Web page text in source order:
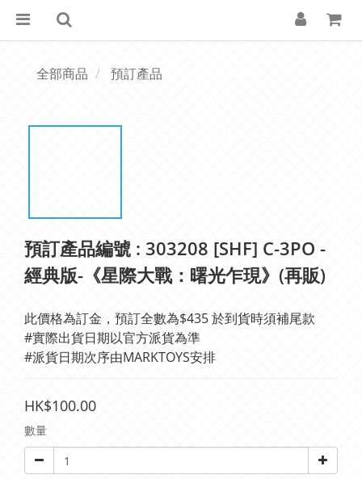
全部商品 預訂產品
預訂產品編號 : 303208 [SHF] C-3PO -
經典版-《星際大戰：曙光乍現》(再販)
此價格為訂金，預訂全數為$435 於到貨時須補尾款
#實際出貨日期以官方派貨為準
#派貨日期次序由MARKTOYS安排
HK$100.00
數量